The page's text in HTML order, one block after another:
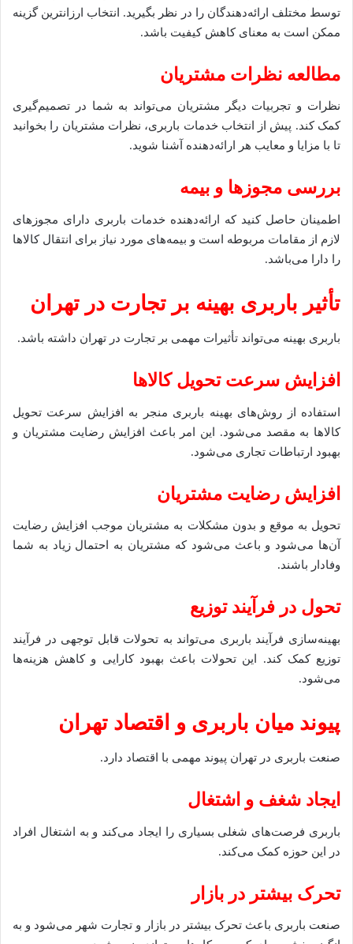
توسط مختلف ارائه‌دهندگان را در نظر بگیرید. انتخاب ارزانترین گزینه
ممکن است به معنای کاهش کیفیت باشد.
مطالعه نظرات مشتریان
نظرات و تجربیات دیگر مشتریان می‌تواند به شما در تصمیم‌گیری
کمک کند. پیش از انتخاب خدمات باربری، نظرات مشتریان را بخوانید
تا با مزایا و معایب هر ارائه‌دهنده آشنا شوید.
بررسی مجوزها و بیمه
اطمینان حاصل کنید که ارائه‌دهنده خدمات باربری دارای مجوزهای
لازم از مقامات مربوطه است و بیمه‌های مورد نیاز برای انتقال کالاها
را دارا می‌باشد.
تأثیر باربری بهینه بر تجارت در تهران
باربری بهینه می‌تواند تأثیرات مهمی بر تجارت در تهران داشته باشد.
افزایش سرعت تحویل کالاها
استفاده از روش‌های بهینه باربری منجر به افزایش سرعت تحویل
کالاها به مقصد می‌شود. این امر باعث افزایش رضایت مشتریان و
بهبود ارتباطات تجاری می‌شود.
افزایش رضایت مشتریان
تحویل به موقع و بدون مشکلات به مشتریان موجب افزایش رضایت
آن‌ها می‌شود و باعث می‌شود که مشتریان به احتمال زیاد به شما
وفادار باشند.
تحول در فرآیند توزیع
بهینه‌سازی فرآیند باربری می‌تواند به تحولات قابل توجهی در فرآیند
توزیع کمک کند. این تحولات باعث بهبود کارایی و کاهش هزینه‌ها
می‌شود.
پیوند میان باربری و اقتصاد تهران
صنعت باربری در تهران پیوند مهمی با اقتصاد دارد.
ایجاد شغف و اشتغال
باربری فرصت‌های شغلی بسیاری را ایجاد می‌کند و به اشتغال افراد
در این حوزه کمک می‌کند.
تحرک بیشتر در بازار
صنعت باربری باعث تحرک بیشتر در بازار و تجارت شهر می‌شود و به